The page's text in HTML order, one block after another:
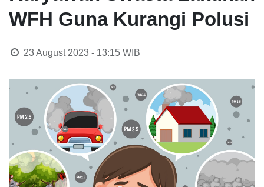
WFH Guna Kurangi Polusi
23 August 2023 - 13:15WIB